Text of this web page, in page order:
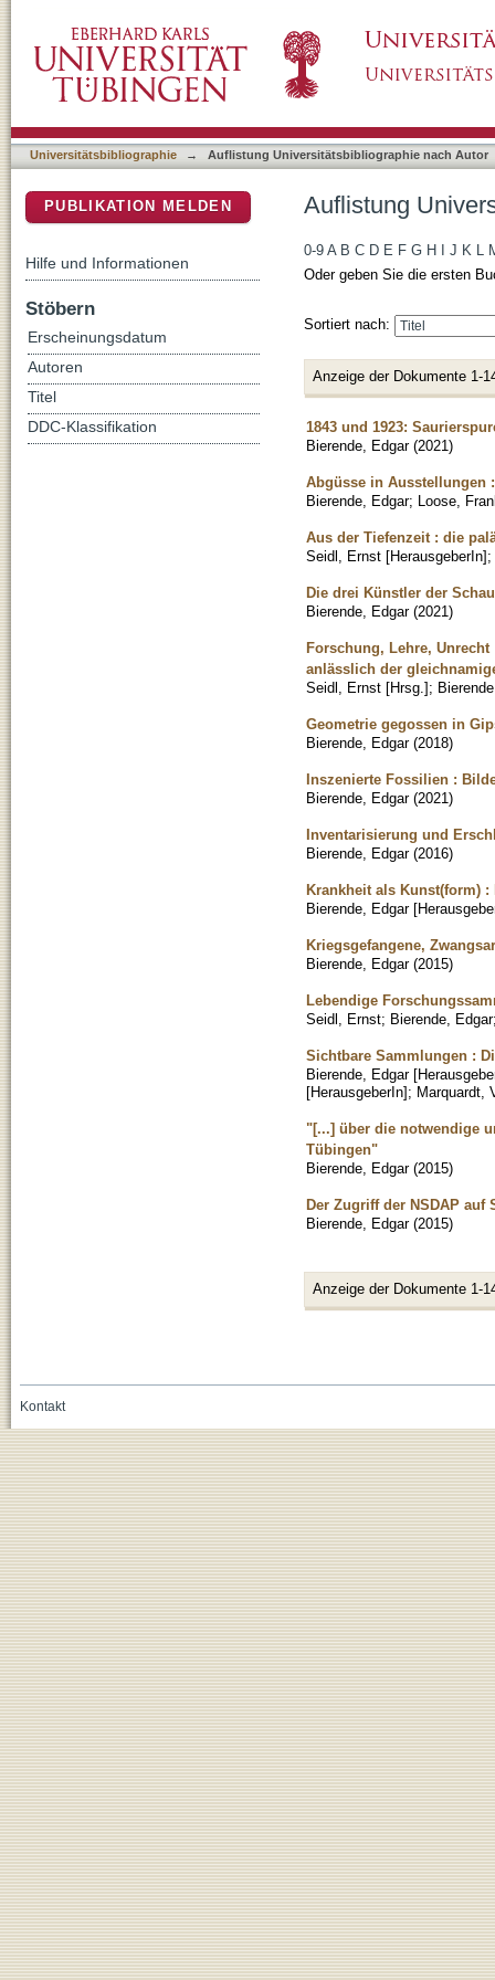
Universitätsbibliographie → Auflistung Universitätsbibliographie nach Autor
Auflistung
0-9 A B C D E F G H J K L
Oder geben Sie die ersten
Sortiert nach:
Anzeige der Dokumente 1-
1843 und 1923:
Bierende, Edgar (2021)
Abgüsse in Ausstellungen
Bierende, Edgar; Loose,
Aus der Tiefenzeit : die
Seidl, Ernst [HerausgeberIn];
Die drei Künstler der
Bierende, Edgar (2021)
Forschung, Lehre,
anlässlich der
Seidl, Ernst [Hrsg.];
Geometrie gegossen in
Bierende, Edgar (2018)
Inszenierte Fossilien :
Bierende, Edgar (2021)
Inventarisierung und
Bierende, Edgar (2016)
Krankheit als Kunst(form)
Bierende, Edgar
Kriegsgefangene,
Bierende, Edgar (2015)
Lebendige
Seidl, Ernst; Bierende, Edgar
Sichtbare Sammlungen :
Bierende, Edgar
[HerausgeberIn]; Marquardt,
"[...] über die notwendige
Tübingen"
Bierende, Edgar (2015)
Der Zugriff der NSDAP auf
Bierende, Edgar (2015)
Anzeige der Dokumente 1-
PUBLIKATION MELDEN
Hilfe und Informationen
Stöbern
Erscheinungsdatum
Autoren
Titel
DDC-Klassifikation
Kontakt